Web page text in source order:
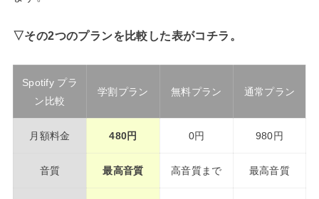
▽その2つのプランを比較した表がコチラ。
Spotify プラ
ン比較
学割プラン 無料プラン 通常プラン
月額料金 480円 0円 980円
音質 最高音質 高音質まで 最高音質